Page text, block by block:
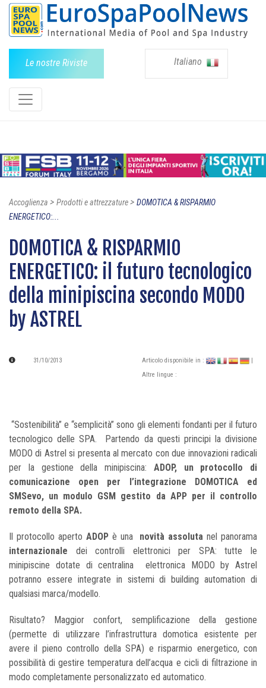
Le nostre Riviste Italiano
Accoglienza > Prodotti e attrezzature> DOMOTICA & RISPARMIO
ENERGETICO:...
DOMOTICA & RISPARMIO
ENERGETICO: il futuro tecnologico
della minipiscina secondo MODO
by ASTREL
31/10/2013 Articolo disponibile in :
Altre lingue :
“Sostenibilità” e “semplicità” sono gli elementi fondanti per il futuro
tecnologico delle SPA. Partendo da questi principi la divisione
MODO di Astrel si presenta al mercato con due innovazioni radicali
per la gestione della minipiscina: ADOP, un protocollo di
comunicazione open per l’integrazione DOMOTICA ed
SMSevo, un modulo GSM gestito da APP per il controllo
remoto della SPA.
Il protocollo aperto ADOPè una novità assoluta nel panorama
internazionale dei controlli elettronici per SPA: tutte le
minipiscine dotate di centralina elettronica MODO by Astrel
potranno essere integrate in sistemi di building automation di
qualsiasi marca/modello.
Risultato? Maggior confort, semplificazione della gestione
(permette di utilizzare l’infrastruttura domotica esistente per
avere il pieno controllo della SPA) e risparmio energetico, con
possibilità di gestire temperatura dell’acqua e cicli di filtrazione in
modo completamente personalizzato ed automatico.